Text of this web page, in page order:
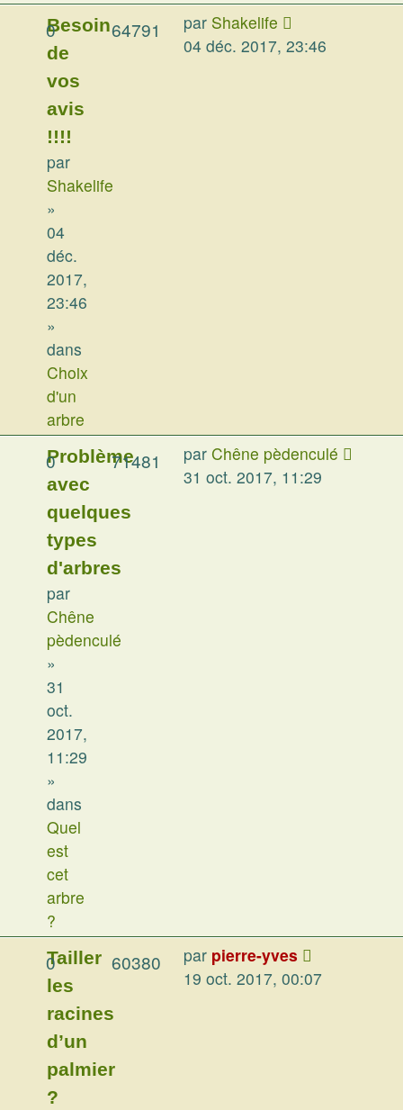
Besoin
de
vos
avis
!!!!
par
Shakelife
»
04
déc.
2017,
23:46
»
dans
Choix
d'un
arbre
0 64791 par Shakelife
04 déc. 2017, 23:46
Problème
avec
quelques
types
d'arbres
par
Chêne
pèdenculé
»
31
oct.
2017,
11:29
»
dans
Quel
est
cet
arbre
?
0 71481 par Chêne pèdenculé
31 oct. 2017, 11:29
Tailler
les
racines
d’un
palmier
?
0 60380 par pierre-yves
19 oct. 2017, 00:07